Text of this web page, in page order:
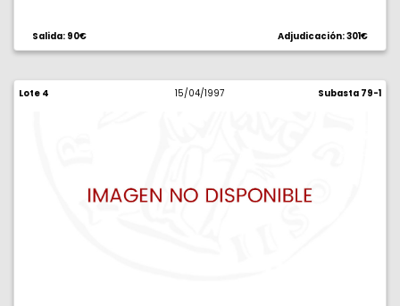
Salida: 90€ Adjudicación: 301€
Lote 4 15/04/1997 Subasta 79-1